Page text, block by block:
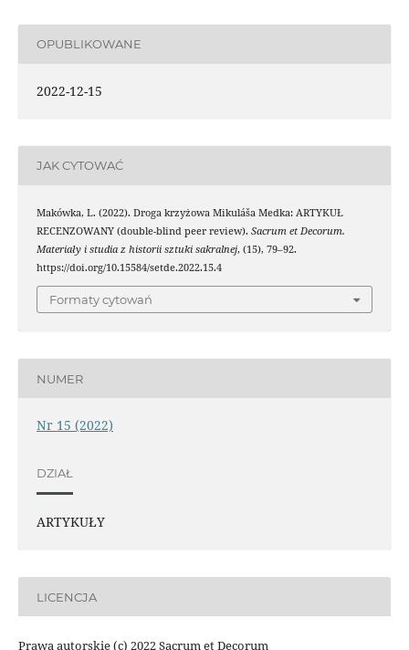
OPUBLIKOWANE
2022-12-15
JAK CYTOWAĆ
Makówka, L. (2022). Droga krzyżowa Mikuláša Medka: ARTYKUŁ
RECENZOWANY (double-blind peer review). Sacrum et Decorum.
Materiały i studia z historii sztuki sakralnej, (15), 79–92.
https://doi.org/10.15584/setde.2022.15.4
Formaty cytowań
NUMER
Nr 15 (2022)
DZIAŁ
ARTYKUŁY
LICENCJA
Prawa autorskie (c) 2022 Sacrum et Decorum